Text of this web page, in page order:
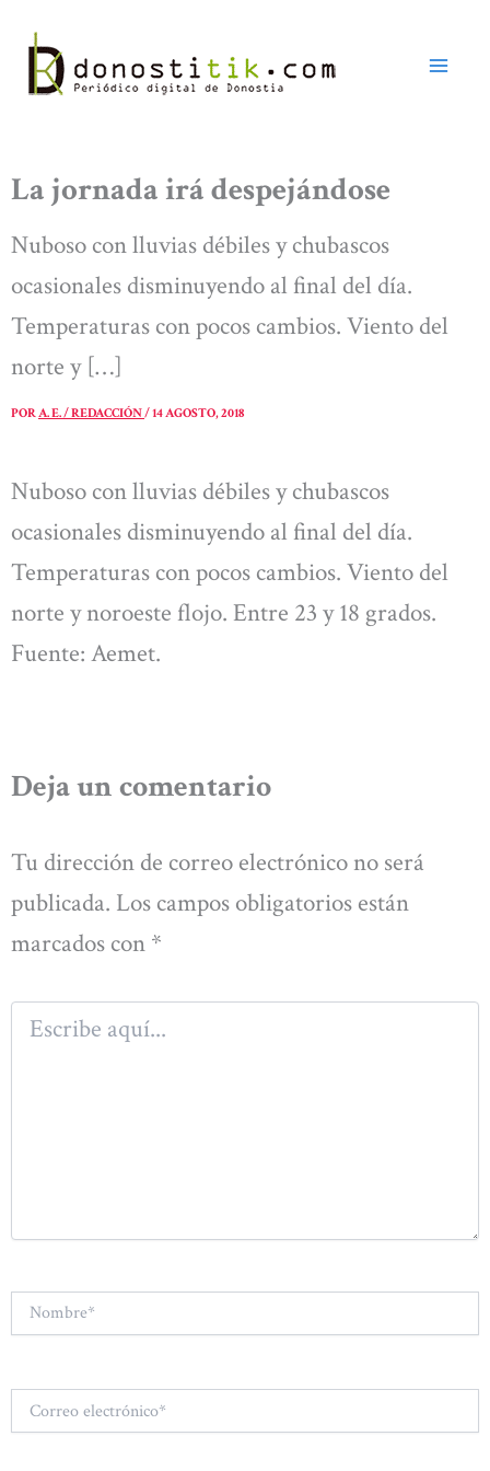
contenido
La jornada irá despejándose
Nuboso con lluvias débiles y chubascos
ocasionales disminuyendo al final del día.
Temperaturas con pocos cambios. Viento del
norte y […]
PORA. E. / REDACCIÓN/14 AGOSTO, 2018
Nuboso con lluvias débiles y chubascos
ocasionales disminuyendo al final del día.
Temperaturas con pocos cambios. Viento del
norte y noroeste flojo. Entre 23 y 18 grados.
Fuente: Aemet.
Deja un comentario
Tu dirección de correo electrónico no será
publicada. Los campos obligatorios están
marcados con *
aquí...
electrónico*